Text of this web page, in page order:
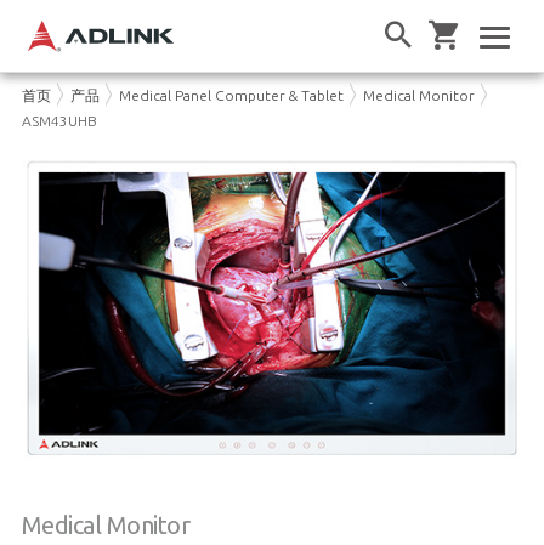
首页 产品 Medical Panel Computer & Tablet
Medical Monitor
ASM43UHB
Medical Monitor